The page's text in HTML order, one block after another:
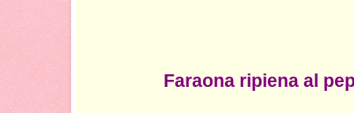
Faraona ripiena al